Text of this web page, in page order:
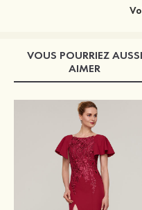
VOUS POURRIEZ AUSSI
AIMER